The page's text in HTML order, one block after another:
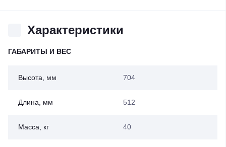
Характеристики
ГАБАРИТЫ И ВЕС
Высота, мм 704
Длина, мм 512
Масса, кг 40